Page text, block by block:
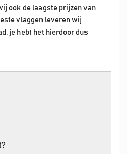
ook de laagste prijzen van
vlaggen leveren wij
je hebt het hierdoor dus